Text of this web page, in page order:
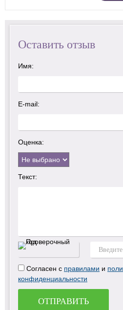
Оставить отзыв
Имя:
E-mail:
Оценка:
Текст:
Согласен с правилами и
конфиденциальности
ОТПРАВИТЬ